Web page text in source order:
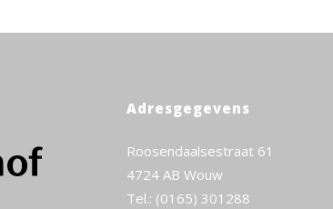
Adresgegevens
Roosendaalsestraat 61
4724 AB Wouw
Tel.: (0165) 301288